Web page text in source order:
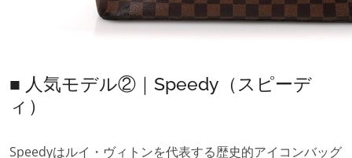
■ 人気モデル②｜Speedy（スピーデ
ィ）
Speedyはルイ・ヴィトンを代表する歴史的アイコンバッグ